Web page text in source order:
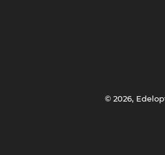
© 2026,